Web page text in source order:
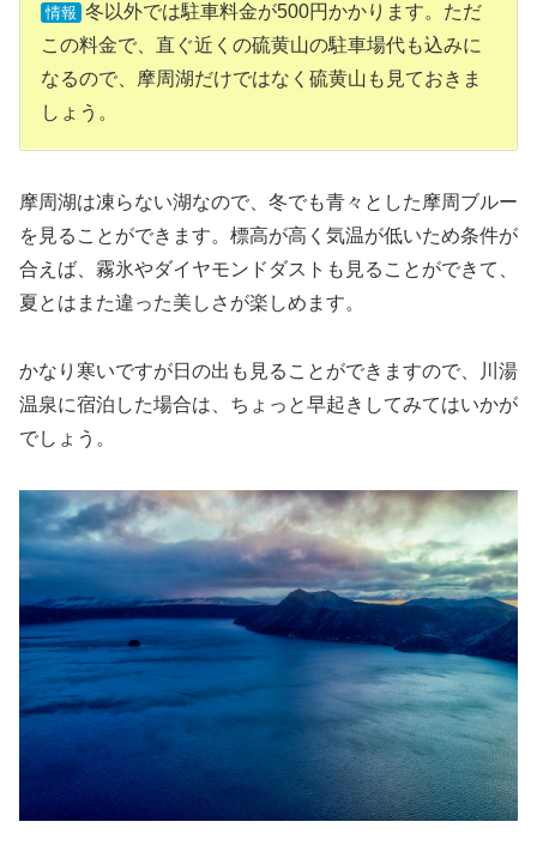
情報 冬以外では駐車料金が500円かかります。ただ
この料金で、直ぐ近くの硫黄山の駐車場代も込みに
なるので、摩周湖だけではなく硫黄山も見ておきま
しょう。
摩周湖は凍らない湖なので、冬でも青々とした摩周ブルー
を見ることができます。標高が高く気温が低いため条件が
合えば、霧氷やダイヤモンドダストも見ることができて、
夏とはまた違った美しさが楽しめます。
かなり寒いですが日の出も見ることができますので、川湯
温泉に宿泊した場合は、ちょっと早起きしてみてはいかが
でしょう。